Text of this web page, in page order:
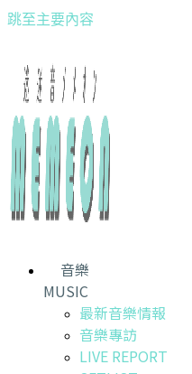
跳至主要內容
音樂
MUSIC
最新音樂情報
音樂專訪
LIVE REPORT